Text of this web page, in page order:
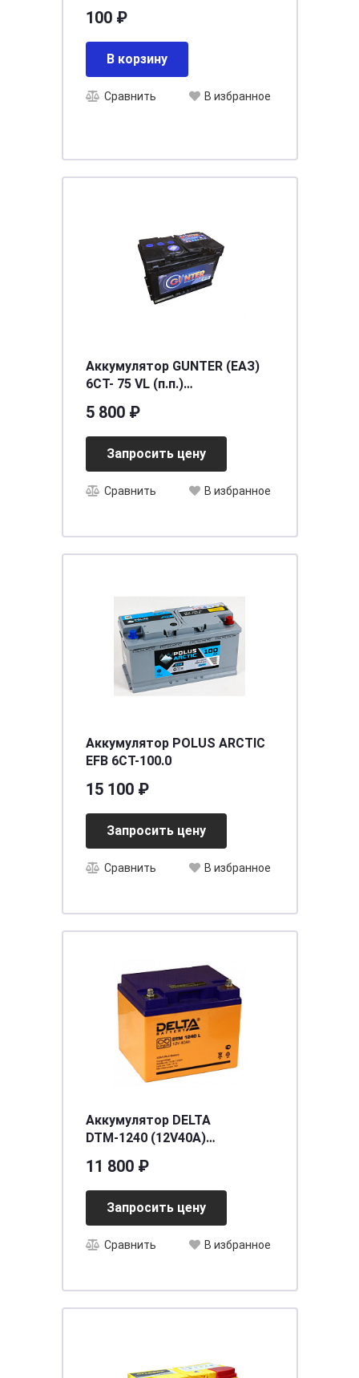
100 ₽
В корзину
Сравнить В избранное
Аккумулятор GUNTER (ЕАЗ)
6СТ- 75 VL (п.п.)
[L3]
5 800 ₽
Запросить цену
Сравнить В избранное
Аккумулятор POLUS ARCTIC
EFB 6СТ-100.0
15 100 ₽
Запросить цену
Сравнить В избранное
Аккумулятор DELTA
DTМ-1240 (12V40A)
11 800 ₽
Запросить цену
Сравнить В избранное